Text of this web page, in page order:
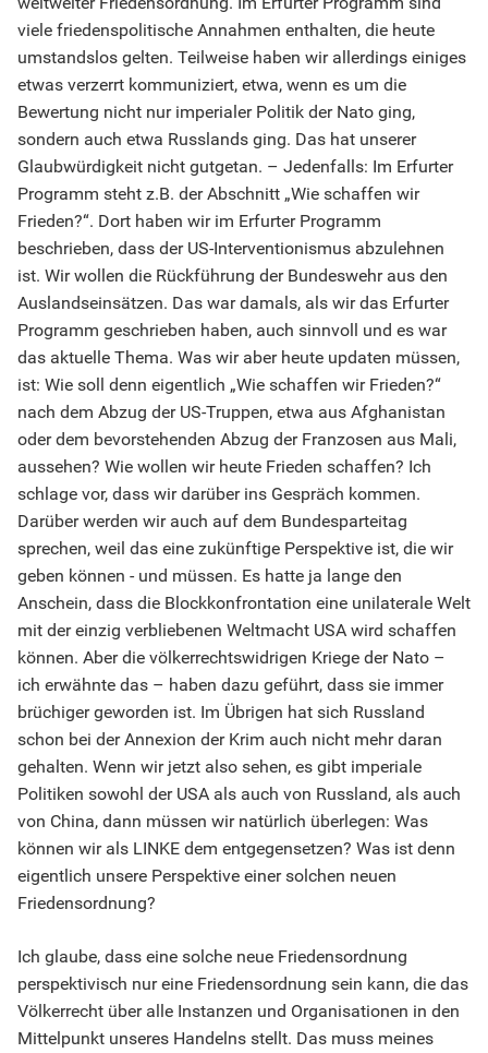
viele friedenspolitische Annahmen enthalten, die heute
umstandslos gelten. Teilweise haben wir allerdings einiges
etwas verzerrt kommuniziert, etwa, wenn es um die
Bewertung nicht nur imperialer Politik der Nato ging,
sondern auch etwa Russlands ging. Das hat unserer
Glaubwürdigkeit nicht gutgetan. – Jedenfalls: Im Erfurter
Programm steht z.B. der Abschnitt „Wie schaffen wir
Frieden?“. Dort haben wir im Erfurter Programm
beschrieben, dass der US-Interventionismus abzulehnen
ist. Wir wollen die Rückführung der Bundeswehr aus den
Auslandseinsätzen. Das war damals, als wir das Erfurter
Programm geschrieben haben, auch sinnvoll und es war
das aktuelle Thema. Was wir aber heute updaten müssen,
ist: Wie soll denn eigentlich „Wie schaffen wir Frieden?“
nach dem Abzug der US-Truppen, etwa aus Afghanistan
oder dem bevorstehenden Abzug der Franzosen aus Mali,
aussehen? Wie wollen wir heute Frieden schaffen? Ich
schlage vor, dass wir darüber ins Gespräch kommen.
Darüber werden wir auch auf dem Bundesparteitag
sprechen, weil das eine zukünftige Perspektive ist, die wir
geben können - und müssen. Es hatte ja lange den
Anschein, dass die Blockkonfrontation eine unilaterale Welt
mit der einzig verbliebenen Weltmacht USA wird schaffen
können. Aber die völkerrechtswidrigen Kriege der Nato –
ich erwähnte das – haben dazu geführt, dass sie immer
brüchiger geworden ist. Im Übrigen hat sich Russland
schon bei der Annexion der Krim auch nicht mehr daran
gehalten. Wenn wir jetzt also sehen, es gibt imperiale
Politiken sowohl der USA als auch von Russland, als auch
von China, dann müssen wir natürlich überlegen: Was
können wir als LINKE dem entgegensetzen? Was ist denn
eigentlich unsere Perspektive einer solchen neuen
Friedensordnung?
Ich glaube, dass eine solche neue Friedensordnung
perspektivisch nur eine Friedensordnung sein kann, die das
Völkerrecht über alle Instanzen und Organisationen in den
Mittelpunkt unseres Handelns stellt. Das muss meines